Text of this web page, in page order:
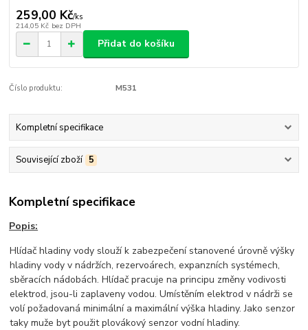
259,00 Kč/ks
214,05 Kč bez DPH
Přidat do košíku
Číslo produktu: M531
Kompletní specifikace
Související zboží 5
Kompletní specifikace
Popis:
Hlídač hladiny vody slouží k zabezpečení stanovené úrovně výšky
hladiny vody v nádržích, rezervoárech, expanzních systémech,
sběracích nádobách. Hlídač pracuje na principu změny vodivosti
elektrod, jsou-li zaplaveny vodou. Umístěním elektrod v nádrži se
volí požadovaná minimální a maximální výška hladiny. Jako senzor
taky muže byt použit plovákový senzor vodní hladiny.